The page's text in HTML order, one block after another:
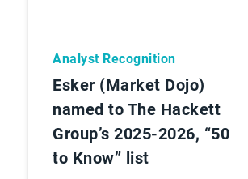
Analyst Recognition
Esker (Market Dojo)
named to The Hackett
Group’s 2025-2026, “50
to Know” list